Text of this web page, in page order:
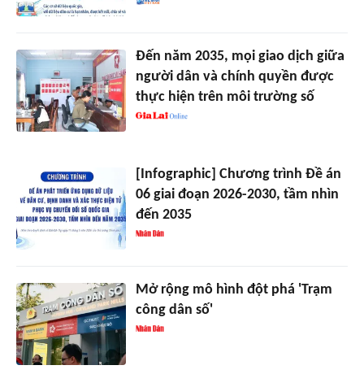
Đến năm 2035, mọi giao dịch giữa
người dân và chính quyền được
thực hiện trên môi trường số
[Infographic] Chương trình Đề án
06 giai đoạn 2026-2030, tầm nhìn
đến 2035
Mở rộng mô hình đột phá 'Trạm
công dân số'